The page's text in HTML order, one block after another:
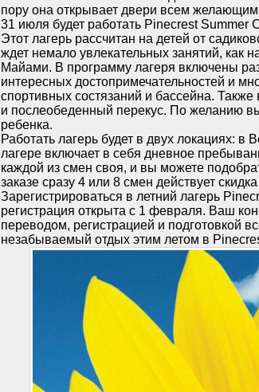
пору она открывает двери всем
31 июля будет работать Pinecrest Summer
Этот лагерь рассчитан на детей от
ждет немало увлекательных занятий, как
Майами. В программу лагеря включены
интересных достопримечательностей и
спортивных состязаний и бассейна.
и послеобеденный перекус. По желанию
ребенка.
Работать лагерь будет в двух локациях:
лагере включает в себя дневное
каждой из смен своя, и вы можете
заказе сразу 4 или 8 смен действует
Зарегистрироваться в летний лагерь
регистрация открыта с 1 февраля. Ваш
переводом, регистрацией и подготовкой
незабываемый отдых этим летом в